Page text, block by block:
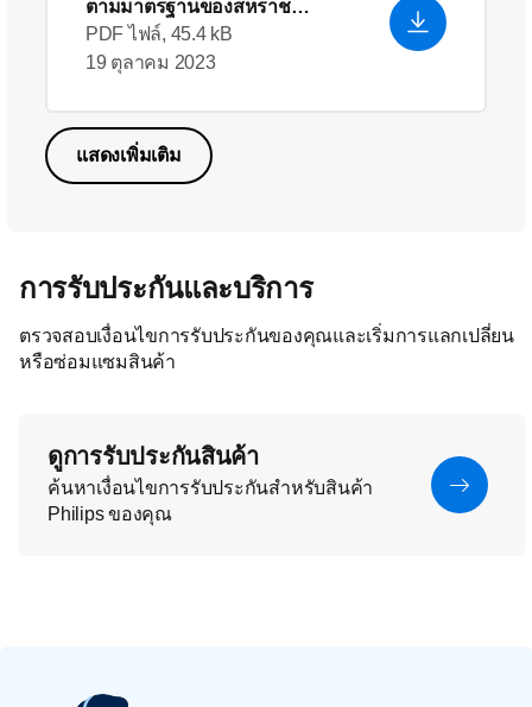
ตามมาตรฐานของสหราช
อาณาจักร - English (US)
PDF ไฟล์, 45.4 kB
19 ตุลาคม 2023
แสดงเพิ่มเติม
การรับประกันและบริการ
ตรวจสอบเงื่อนไขการรับประกันของคุณและเริ่มการแลกเปลี่ยน
หรือซ่อมแซมสินค้า
ดูการรับประกันสินค้า
ค้นหาเงื่อนไขการรับประกันสำหรับสินค้า
Philips ของคุณ